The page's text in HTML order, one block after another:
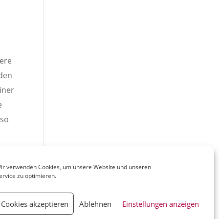
verwenden Cookies, um unsere Website und unseren
zu optimieren.
Cookies akzeptieren Ablehnen Einstellungen anzeigen